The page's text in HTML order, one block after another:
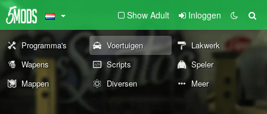
Show Adult Inloggen
Programma's Voertuigen
Lakwerk
Wapens
Scripts
Speler
Mappen
Diversen Meer